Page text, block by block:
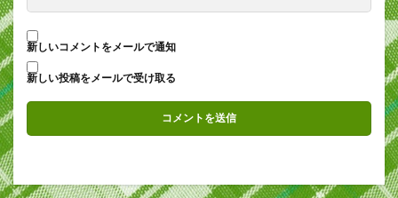
新しいコメントをメールで通知
新しい投稿をメールで受け取る